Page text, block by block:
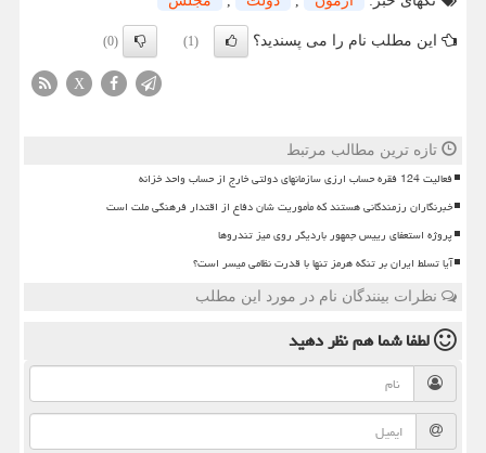
این مطلب نام را می پسندید؟ (1)
(0)
X
تازه ترین مطالب مرتبط
فعالیت 124 فقره حساب ارزی سازمانهای دولتی خارج از حساب واحد خزانه
خبرنگاران رزمندگانی هستند که مأموریت شان دفاع از اقتدار فرهنگی ملت است
پروژه استعفای رییس جمهور باردیگر روی میز تندروها
آیا تسلط ایران بر تنگه هرمز تنها با قدرت نظامی میسر است؟
نظرات بینندگان نام در مورد این مطلب
لطفا شما همنظر دهید